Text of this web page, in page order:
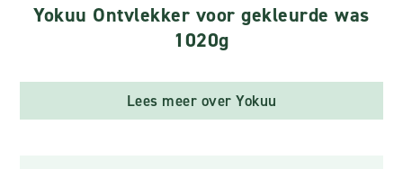
Yokuu Ontvlekker voor gekleurde was
1020g
Lees meer over Yokuu